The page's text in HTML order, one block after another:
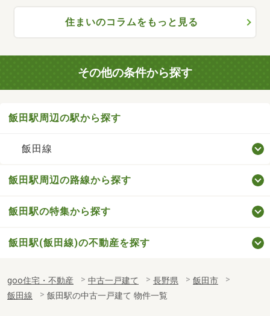
住まいのコラムをもっと見る
その他の条件から探す
飯田駅周辺の駅から探す
飯田線
飯田駅周辺の路線から探す
飯田駅の特集から探す
飯田駅(飯田線)の不動産を探す
goo住宅・不動産 中古一戸建て 長野県
飯田市
飯田線
飯田駅の中古一戸建て 物件一覧